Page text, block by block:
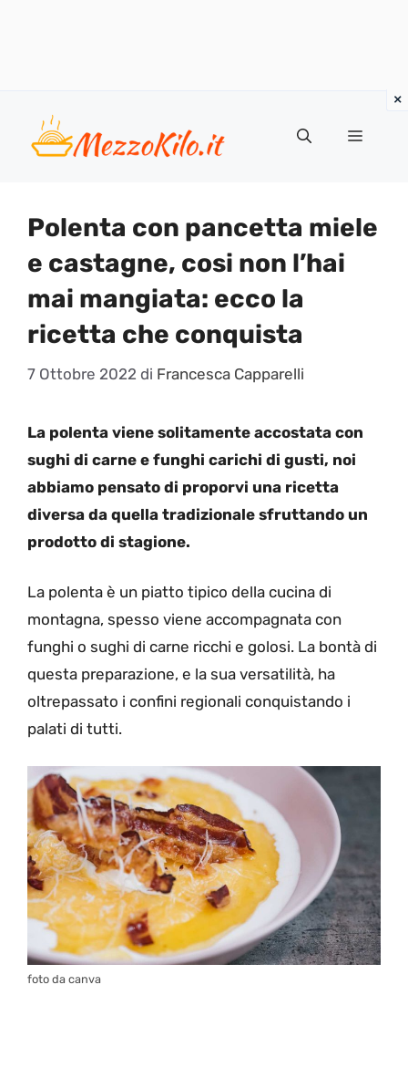
contenuto
Menu
Polenta con pancetta miele
e castagne, cosi non l’hai
mai mangiata: ecco la
ricetta che conquista
7 Ottobre 2022 di Francesca Capparelli
La polenta viene solitamente accostata con
sughi di carne e funghi carichi di gusti, noi
abbiamo pensato di proporvi una ricetta
diversa da quella tradizionale sfruttando un
prodotto di stagione.
La polenta è un piatto tipico della cucina di
montagna, spesso viene accompagnata con
funghi o sughi di carne ricchi e golosi. La bontà di
questa preparazione, e la sua versatilità, ha
oltrepassato i confini regionali conquistando i
palati di tutti.
foto da canva